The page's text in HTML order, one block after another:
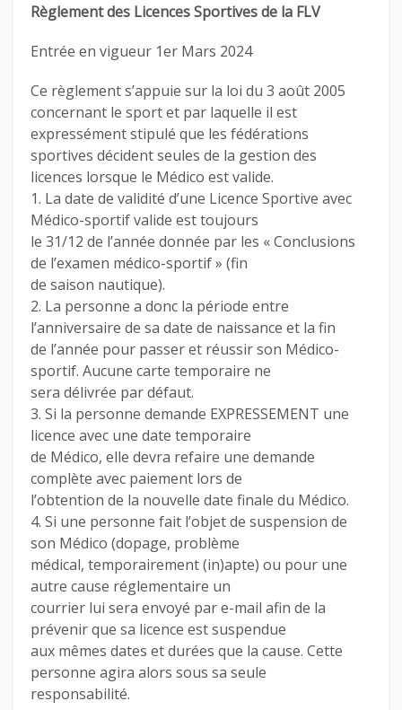
Règlement des Licences Sportives de la FLV
Entrée en vigueur 1er Mars 2024
Ce règlement s’appuie sur la loi du 3 août 2005
concernant le sport et par laquelle il est
expressément stipulé que les fédérations
sportives décident seules de la gestion des
licences lorsque le Médico est valide.
1. La date de validité d’une Licence Sportive avec
Médico-sportif valide est toujours
le 31/12 de l’année donnée par les « Conclusions
de l’examen médico-sportif » (fin
de saison nautique).
2. La personne a donc la période entre
l’anniversaire de sa date de naissance et la fin
de l’année pour passer et réussir son Médico-
sportif. Aucune carte temporaire ne
sera délivrée par défaut.
3. Si la personne demande EXPRESSEMENT une
licence avec une date temporaire
de Médico, elle devra refaire une demande
complète avec paiement lors de
l’obtention de la nouvelle date finale du Médico.
4. Si une personne fait l’objet de suspension de
son Médico (dopage, problème
médical, temporairement (in)apte) ou pour une
autre cause réglementaire un
courrier lui sera envoyé par e-mail afin de la
prévenir que sa licence est suspendue
aux mêmes dates et durées que la cause. Cette
personne agira alors sous sa seule
responsabilité.